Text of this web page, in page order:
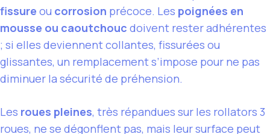
fissure ou corrosion précoce. Les poignées en
mousse ou caoutchouc doivent rester adhérentes
; si elles deviennent collantes, fissurées ou
glissantes, un remplacement s’impose pour ne pas
diminuer la sécurité de préhension.
Les roues pleines, très répandues sur les rollators 3
roues, ne se dégonflent pas, mais leur surface peut